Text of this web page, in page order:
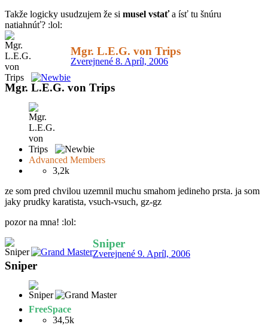
Takže logicky usudzujem že si musel vstaťa ísť tu šnúru
natiahnúť? :lol:
Mgr. L.E.G. von Trips
Zverejnené 8. Apríl, 2006
Mgr. L.E.G. von Trips
Advanced Members
3,2k
ze som pred chvilou uzemnil muchu smahom jedineho prsta. ja som
jaky prudky karatista, vsuch-vsuch, gz-gz
pozor na mna! :lol:
Sniper
Zverejnené 9. Apríl, 2006
Sniper
FreeSpace
34,5k